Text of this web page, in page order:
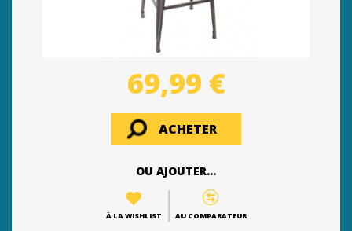
69,99 €
ACHETER
OU AJOUTER...
À LA WISHLIST AU COMPARATEUR